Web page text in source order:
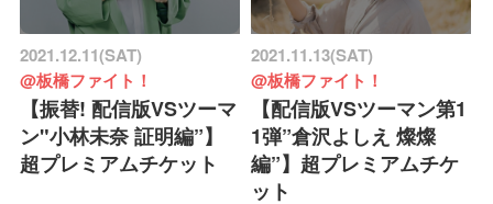
2021.12.11(SAT)
@板橋ファイト！
【振替! 配信版VSツーマ
ン"小林未奈 証明編”】
超プレミアムチケット
2021.11.13(SAT)
@板橋ファイト！
【配信版VSツーマン第1
1弾”倉沢よしえ 燦燦
編”】超プレミアムチケ
ット